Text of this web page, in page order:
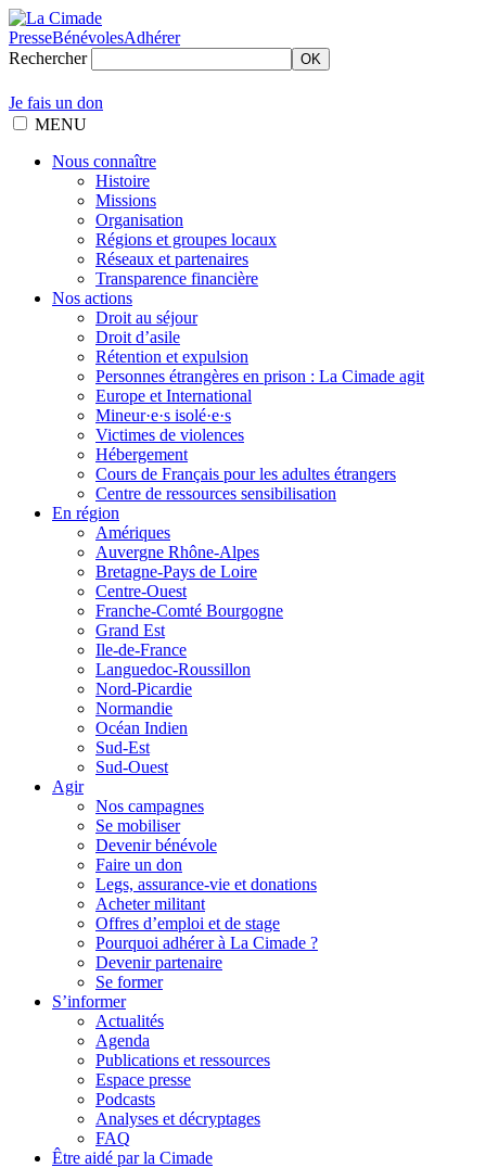
PresseBénévolesAdhérer
Rechercher
OK
Je fais un don
MENU
Nous connaître
Histoire
Missions
Organisation
Régions et groupes locaux
Réseaux et partenaires
Transparence financière
Nos actions
Droit au séjour
Droit d’asile
Rétention et expulsion
Personnes étrangères en prison : La Cimade agit
Europe et International
Mineur·e·s isolé·e·s
Victimes de violences
Hébergement
Cours de Français pour les adultes étrangers
Centre de ressources sensibilisation
En région
Amériques
Auvergne Rhône-Alpes
Bretagne-Pays de Loire
Centre-Ouest
Franche-Comté Bourgogne
Grand Est
Ile-de-France
Languedoc-Roussillon
Nord-Picardie
Normandie
Océan Indien
Sud-Est
Sud-Ouest
Agir
Nos campagnes
Se mobiliser
Devenir bénévole
Faire un don
Legs, assurance-vie et donations
Acheter militant
Offres d’emploi et de stage
Pourquoi adhérer à La Cimade ?
Devenir partenaire
Se former
S’informer
Actualités
Agenda
Publications et ressources
Espace presse
Podcasts
Analyses et décryptages
FAQ
Être aidé par la Cimade